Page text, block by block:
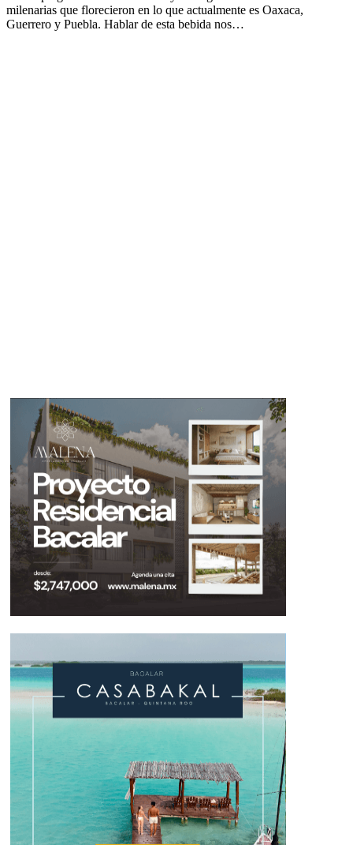
milenarias que florecieron en lo que actualmente es Oaxaca,
Guerrero y Puebla. Hablar de esta bebida nos…